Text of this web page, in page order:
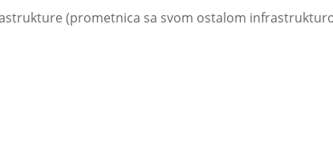
(prometnica sa svom ostalom